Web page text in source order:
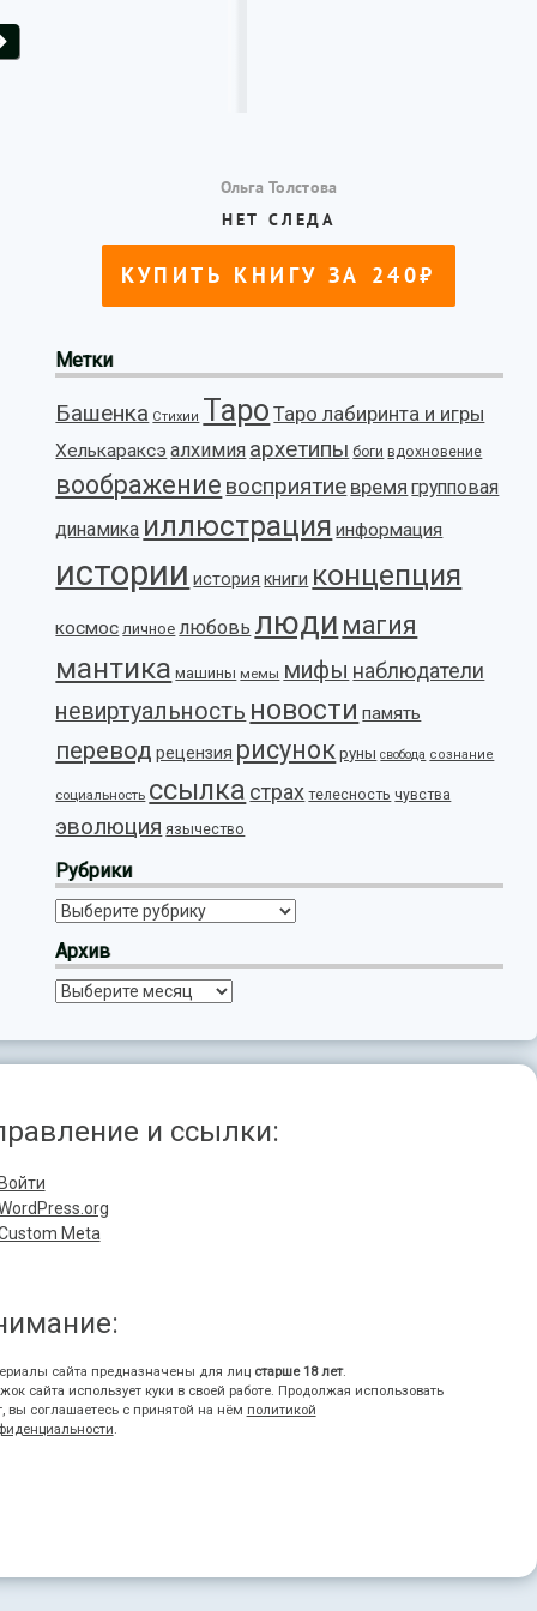
Метки
Башенка Стихии Таро Таро лабиринта и игры
Хелькараксэ алхимия архетипы боги вдохновение
воображение восприятие время групповая
динамика иллюстрация информация
истории история книги концепция
космос личное любовь люди магия
мантика машины мемы мифы наблюдатели
невиртуальность новости память
перевод рецензия рисунок руны свобода сознание
социальность ссылка страх телесность чувства
эволюция язычество
Рубрики
Рубрики
Архив
Архив
и ссылки:
Meta
сайта предназначены для лиц старше 18 лет.
сайта использует куки в своей работе. Продолжая использовать
вы соглашаетесь с принятой на нём политикой
.